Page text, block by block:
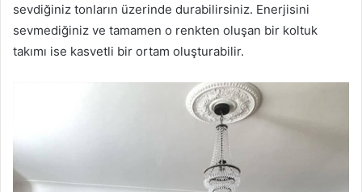
sevdiğiniz tonların üzerinde durabilirsiniz. Enerjisini
sevmediğiniz ve tamamen o renkten oluşan bir koltuk
takımı ise kasvetli bir ortam oluşturabilir.